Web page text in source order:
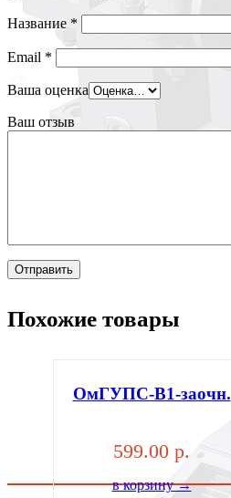
Название *
Email *
Ваша оценка
Ваш отзыв
Похожие товары
ОмГУПС-В1-заочн.
599.00 р.
в корзину →